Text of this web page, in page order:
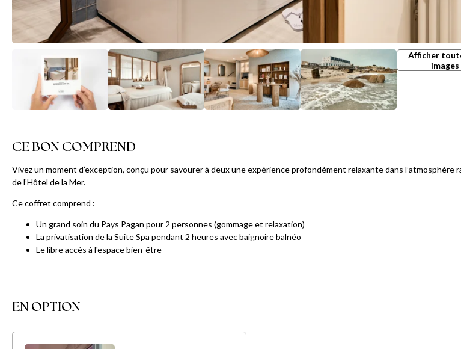
Afficher
images
CE BON COMPREND
Vivez un moment d’exception, conçu pour savourer à deux une expérience profondément relaxante dans l’atmosphère
de l’Hôtel de la Mer.
Ce coffret comprend :
Un grand soin du Pays Pagan pour 2 personnes (gommage et relaxation)
La privatisation de la Suite Spa pendant 2 heures avec baignoire balnéo
Le libre accès à l'espace bien-être
EN OPTION